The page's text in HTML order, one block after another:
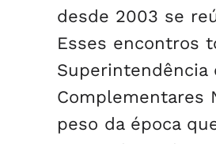
desde 2003 se
Esses encontros
Superintendência
Complementares
peso da época